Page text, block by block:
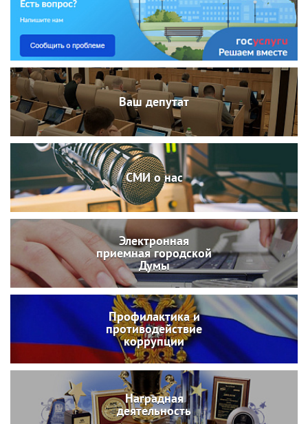
Ваш депутат
СМИ о нас
Электронная
приемная городской
Думы
Профилактика и
противодействие
коррупции
Наградная
деятельность